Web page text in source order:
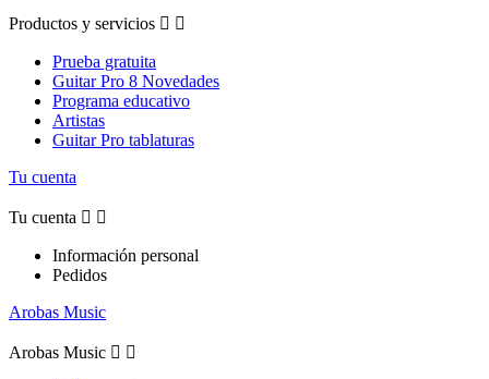
Productos y servicios  
Prueba gratuita
Guitar Pro 8 Novedades
Programa educativo
Artistas
Guitar Pro tablaturas
Tu cuenta
Tu cuenta  
Información personal
Pedidos
Arobas Music
Arobas Music  